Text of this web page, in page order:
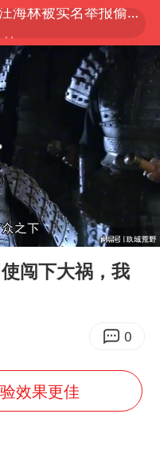
日限定体验
事案嫌疑人落网
来最大单周涨幅
夜涨回1300元
面袭击贯穿浙江
内过夜被收150元
斩棘2026》名单
02:40
闯下大祸，我
0
效果更佳